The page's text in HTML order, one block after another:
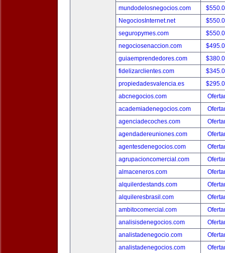
mundodelosnegocios.com
NegociosInternet.net
seguropymes.com
negociosenaccion.com
guiaemprendedores.com
fidelizarclientes.com
propiedadesvalencia.es
abcnegocios.com
academiadenegocios.com
agenciadecoches.com
agendadereuniones.com
agentesdenegocios.com
agrupacioncomercial.com
almaceneros.com
alquilerdestands.com
alquileresbrasil.com
ambitocomercial.com
analisisdenegocios.com
analistadenegocio.com
analistadenegocios.com